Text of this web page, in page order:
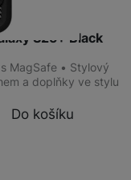
S25+ Black
MagSafe • Stylový
a doplňky ve stylu
Do košíku